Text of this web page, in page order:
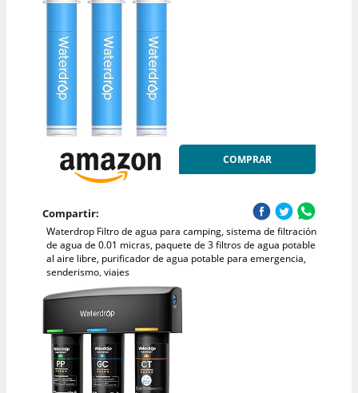
COMPRAR
Compartir:
Waterdrop Filtro de agua para camping, sistema de filtración
de agua de 0.01 micras, paquete de 3 filtros de agua potable
al aire libre, purificador de agua potable para emergencia,
senderismo, viajes